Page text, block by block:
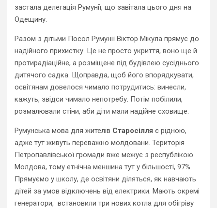
застала делегація Румунії, що завітала цього дня на
Одещину.
Разом з дітьми Посол Румунії Віктор Мікула прямує до
надійного прихистку. Це не просто укриття, воно ще й
протирадіаційне, а розміщене під будівлею сусіднього
дитячого садка. Щоправда, щоб його впорядкувати,
освітянам довелося чимало потрудитись: винесли,
кажуть, звідси чимало непотребу. Потім побілили,
розмалювали стіни, аби діти мали надійне сховище.
Румунська мова для жителів Старосілля є рідною,
адже тут живуть переважно молдовани. Територія
Петропавлівської громади вже межує з республікою
Молдова, тому етнічна меншина тут у більшості, 97%.
Прямуємо у школу, де освітяни діляться, як навчають
дітей за умов відключень від електрики. Мають окремі
генератори, встановили три нових котла для обігріву